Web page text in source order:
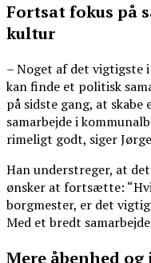
Fortsat fokus på
kultur
– Noget af det vigtigste
kan finde et politisk
på sidste gang, at
samarbejde i
rimeligt godt, siger
Han understreger, at
ønsker at fortsætte:
borgmester, er det
Med et bredt
Mere åbenhed